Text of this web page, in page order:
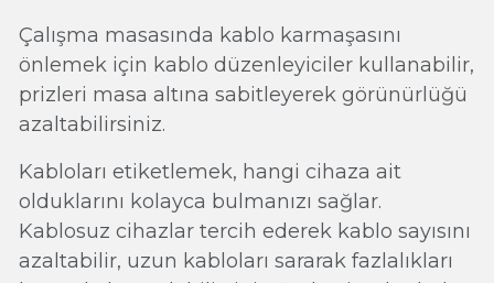
Çalışma masasında kablo karmaşasını
önlemek için kablo düzenleyiciler kullanabilir,
prizleri masa altına sabitleyerek görünürlüğü
azaltabilirsiniz.
Kabloları etiketlemek, hangi cihaza ait
olduklarını kolayca bulmanızı sağlar.
Kablosuz cihazlar tercih ederek kablo sayısını
azaltabilir, uzun kabloları sararak fazlalıkları